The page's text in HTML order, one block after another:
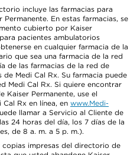
incluye las farmacias para
En estas farmacias, se
cubierto por Kaiser
pacientes ambulatorios
en cualquier farmacia de la
que sea una farmacia de la red
de las farmacias de la red de
de Medi Cal Rx. Su farmacia puede
Medi Cal Rx. Si quiere encontrar
Kaiser Permanente, use el
Rx en línea, en www.Medi-
llamar a Servicio al Cliente de
24 horas del día, los 7 días de la
de 8 a. m. a 5 p. m.).
impresas del directorio de